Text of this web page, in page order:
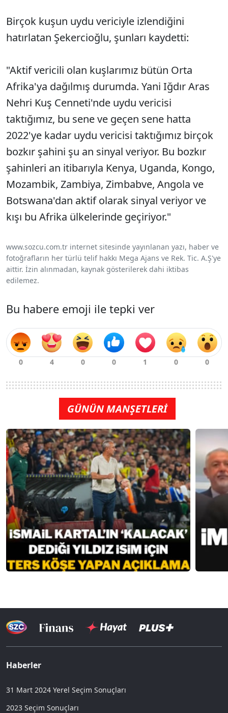
Birçok kuşun uydu vericiyle izlendiğini
hatırlatan Şekercioğlu, şunları kaydetti:
"Aktif vericili olan kuşlarımız bütün Orta
Afrika'ya dağılmış durumda. Yani Iğdır Aras
Nehri Kuş Cenneti'nde uydu vericisi
taktığımız, bu sene ve geçen sene hatta
2022'ye kadar uydu vericisi taktığımız birçok
bozkır şahini şu an sinyal veriyor. Bu bozkır
şahinleri an itibarıyla Kenya, Uganda, Kongo,
Mozambik, Zambiya, Zimbabve, Angola ve
Botswana'dan aktif olarak sinyal veriyor ve
kışı bu Afrika ülkelerinde geçiriyor."
www.sozcu.com.tr internet sitesinde yayınlanan yazı, haber ve
fotoğrafların her türlü telif hakkı Mega Ajans ve Rek. Tic. A.Ş'ye
aittir. İzin alınmadan, kaynak gösterilerek dahi iktibas
edilemez.
Bu habere emoji ile tepki ver
GÜNÜN MANŞETLERİ
Haberler
31 Mart 2024 Yerel Seçim Sonuçları
2023 Seçim Sonuçları